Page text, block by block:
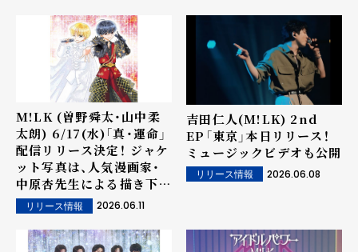
M!LK (曽野舜太・山中柔
太朗) 6/17(水)「真・運命」
配信リリース決定！ ジャケ
ット写真は、人気漫画家・
中原杏先生による描き下ろ
しイラスト！
リリース情報 2026.06.11
吉田仁人(M!LK) 2nd
EP「東京」本日リリース！
ミュージックビデオも公開
リリース情報 2026.06.08